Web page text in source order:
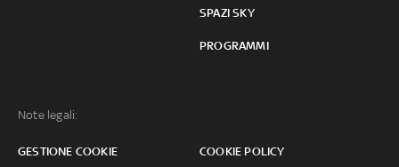
SPAZI SKY
PROGRAMMI
Note legali:
GESTIONE COOKIE COOKIE POLICY